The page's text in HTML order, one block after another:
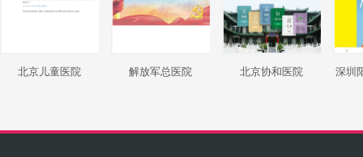
北京儿童医院 解放军总医院 北京协和医院 深圳